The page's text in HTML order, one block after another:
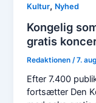
Kultur, Nyhed
Kongelig
gratis
Redaktionen/7.
Efter 7.400
fortsætter Den